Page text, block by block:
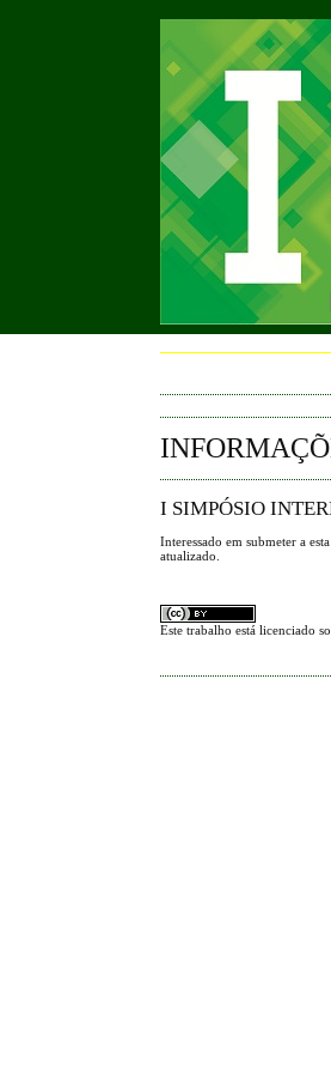
I SIMPÓSIO
Interessado em submeter a
atualizado.
Este trabalho está licenciado